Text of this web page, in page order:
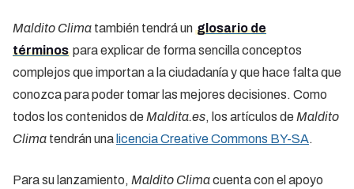
Maldito Clima también tendrá un glosario de
términos para explicar de forma sencilla conceptos
complejos que importan a la ciudadanía y que hace falta que
conozca para poder tomar las mejores decisiones. Como
todos los contenidos de Maldita.es, los artículos de Maldito
Clima tendrán una licencia Creative Commons BY-SA.
Para su lanzamiento, Maldito Climacuenta con el apoyo